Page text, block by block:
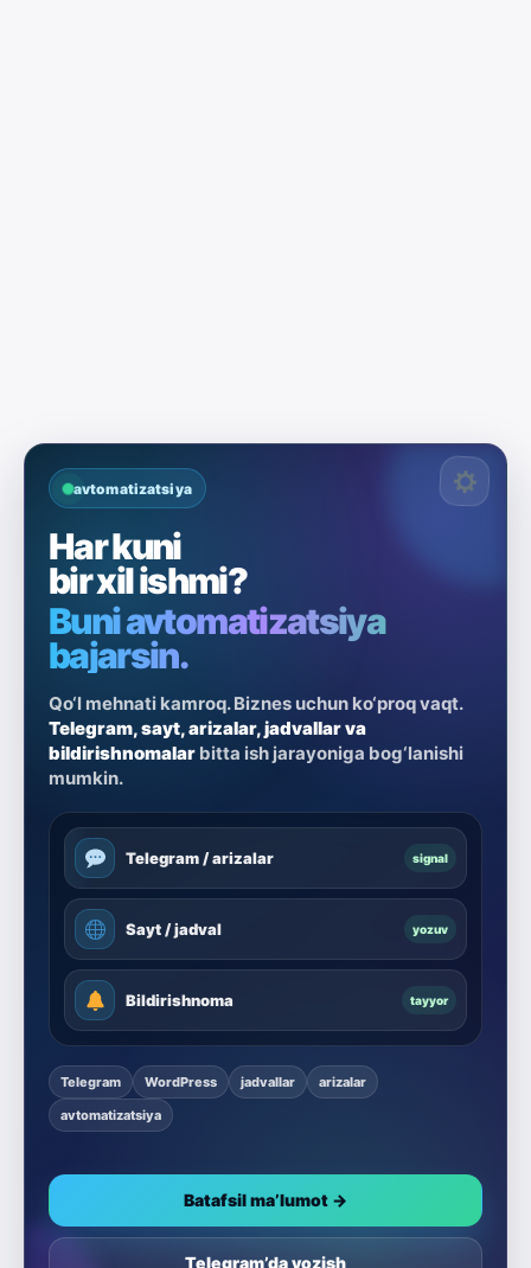
avtomatizatsiya
Har kuni
bir xil ishmi?
Buni avtomatizatsiya
bajarsin.
Qo‘l mehnati kamroq. Biznes uchun ko‘proq vaqt.
Telegram, sayt, arizalar, jadvallar va
bildirishnomalar bitta ish jarayoniga bog‘lanishi
mumkin.
Telegram / arizalar signal
Sayt / jadval yozuv
Bildirishnoma tayyor
Telegram WordPress jadvallar
arizalar
avtomatizatsiya
Batafsil ma’lumot →
Telegram’da yozish